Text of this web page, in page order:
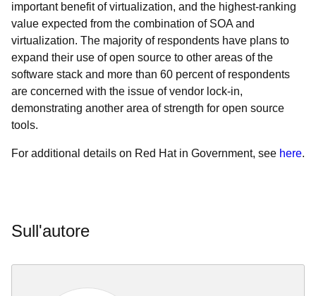
important benefit of virtualization, and the highest-ranking
value expected from the combination of SOA and
virtualization. The majority of respondents have plans to
expand their use of open source to other areas of the
software stack and more than 60 percent of respondents
are concerned with the issue of vendor lock-in,
demonstrating another area of strength for open source
tools.
For additional details on Red Hat in Government, see here.
Sull'autore